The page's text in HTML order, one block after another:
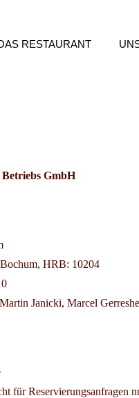
RESTAURANT
GmbH
HRB: 10204
Janicki, Marcel
für Reservierungsanfragen